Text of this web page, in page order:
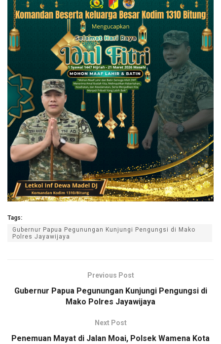
Tags:
Gubernur Papua Pegunungan Kunjungi Pengungsi di Mako
Polres Jayawijaya
Previous Post
Gubernur Papua Pegunungan Kunjungi Pengungsi di
Mako Polres Jayawijaya
Next Post
Penemuan Mayat di Jalan Moai, Polsek Wamena Kota